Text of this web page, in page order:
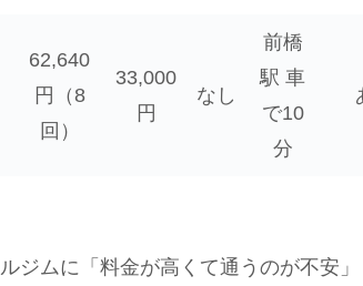
62,640
円（8
回）
33,000
円
なし
前橋
駅 車
で10
分
ジムに「料金が高くて通うのが不安